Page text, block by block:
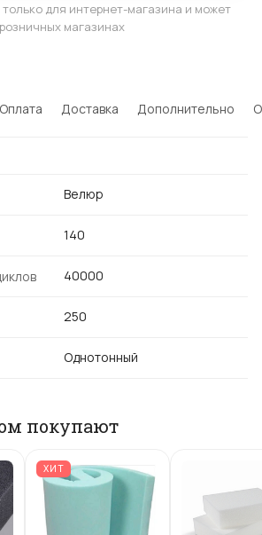
для интернет-магазина и может
магазинах
Оплата Доставка Дополнительно
Велюр
140
40000
250
Однотонный
покупают
ХИТ